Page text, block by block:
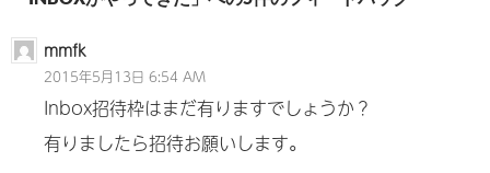
ョ mmfk
2015年5月13日 6:54 AM
Inbox招待枠はまだ有りますでしょうか？
有りましたら招待お願いします。